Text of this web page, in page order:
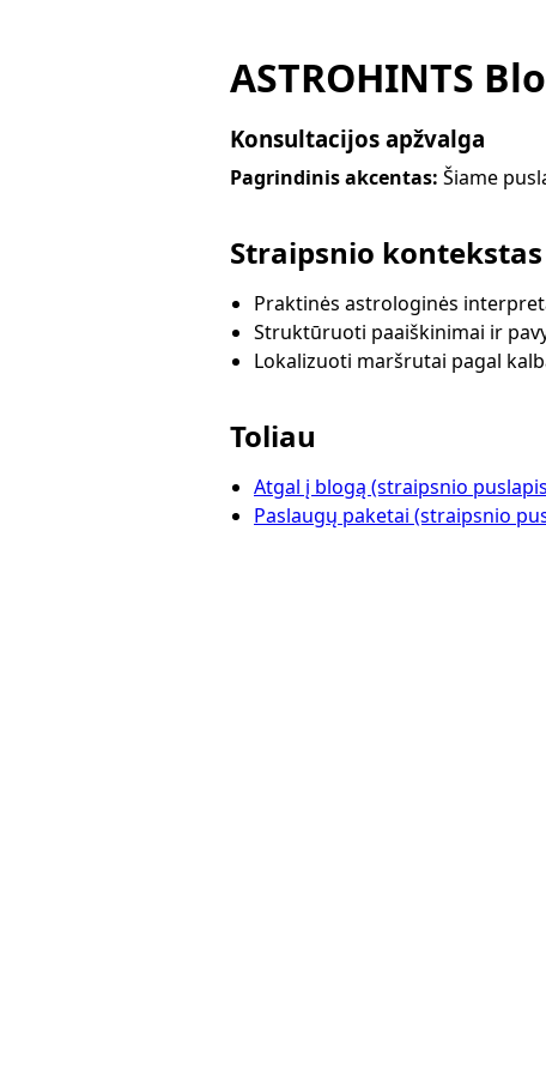
ASTROHINTS
Konsultacijos apžvalga
Pagrindinis akcentas: Šiame
Straipsnio kontekstas
Praktinės astrologinės
Struktūruoti paaiškinimai ir
Lokalizuoti maršrutai pagal
Toliau
Atgal į blogą (straipsnio
Paslaugų paketai (straipsnio